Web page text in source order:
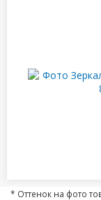
* Оттенок на фото